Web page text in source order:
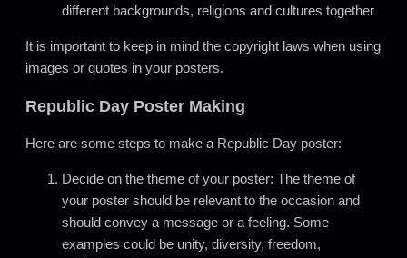
different backgrounds, religions and cultures together
It is important to keep in mind the copyright laws when using
images or quotes in your posters.
Republic Day Poster Making
Here are some steps to make a Republic Day poster:
Decide on the theme of your poster: The theme of
your poster should be relevant to the occasion and
should convey a message or a feeling. Some
examples could be unity, diversity, freedom,